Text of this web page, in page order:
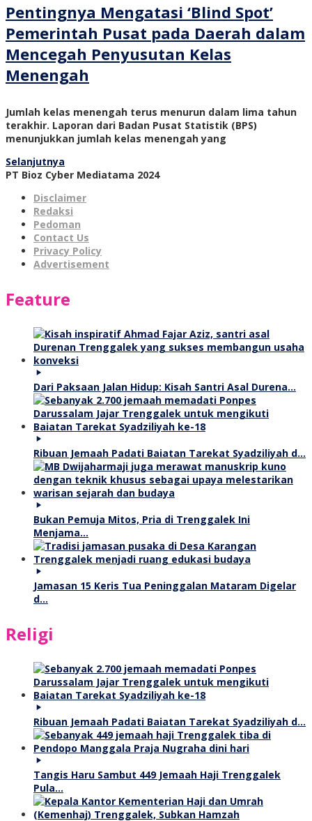
Pentingnya Mengatasi ‘Blind Spot’
Pemerintah Pusat pada Daerah dalam
Mencegah Penyusutan Kelas
Menengah
Jumlah kelas menengah terus menurun dalam lima tahun
terakhir. Laporan dari Badan Pusat Statistik (BPS)
menunjukkan jumlah kelas menengah yang
Selanjutnya
PT Bioz Cyber Mediatama 2024
Disclaimer
Redaksi
Pedoman
Contact Us
Privacy Policy
Advertisement
Feature
Dari Paksaan Jalan Hidup: Kisah Santri Asal Durena…
Ribuan Jemaah Padati Baiatan Tarekat Syadziliyah d…
Bukan Pemuja Mitos, Pria di Trenggalek Ini
Menjama…
Jamasan 15 Keris Tua Peninggalan Mataram Digelar
d…
Religi
Ribuan Jemaah Padati Baiatan Tarekat Syadziliyah d…
Tangis Haru Sambut 449 Jemaah Haji Trenggalek
Pula…